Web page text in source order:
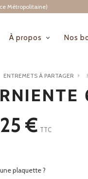
Métropolitaine)
À propos Nos
ENTREMETS À PARTAGER
€ TTC
plaquette ?